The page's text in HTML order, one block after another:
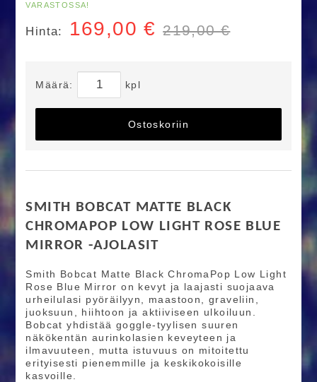
VARASTOSSA!
Hinta: 169,00€ 219,00 €
Määrä: kpl
Ostoskoriin
SMITH BOBCAT MATTE BLACK
CHROMAPOP LOW LIGHT ROSE BLUE
MIRROR -AJOLASIT
Smith Bobcat Matte Black ChromaPop Low Light
Rose Blue Mirror on kevyt ja laajasti suojaava
urheilulasi pyöräilyyn, maastoon, graveliin,
juoksuun, hiihtoon ja aktiiviseen ulkoiluun.
Bobcat yhdistää goggle-tyylisen suuren
näkökentän aurinkolasien keveyteen ja
ilmavuuteen, mutta istuvuus on mitoitettu
erityisesti pienemmille ja keskikokoisille
kasvoille.